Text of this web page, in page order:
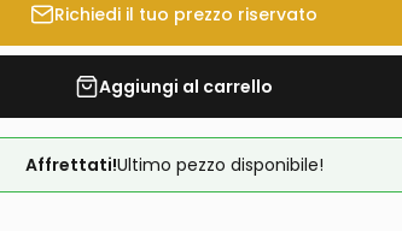
Richiedi il tuo prezzo riservato
Aggiungi al carrello
Affrettati!Ultimo pezzo disponibile!